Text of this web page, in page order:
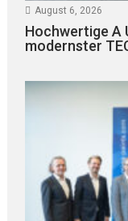
August 6, 2026
Hochwertige A
modernster